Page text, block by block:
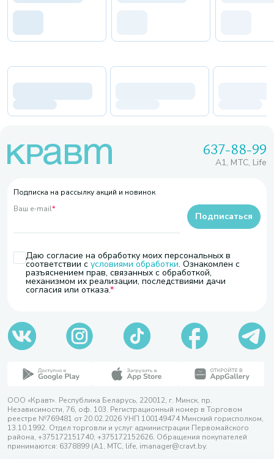
637-88-99
A1, МТС, Life
Подписка на рассылку акций и новинок
Ваш e-mail*
Даю согласие на обработку моих персональных в
соответствии с условиями обработки. Ознакомлен с
разъяснением прав, связанных с обработкой,
механизмом их реализации, последствиями дачи
согласия или отказа.
Подписаться
ООО «Кравт». Республика Беларусь, 220012, г. Минск, пр.
Независимости, 76, оф. 103. Регистрационный номер в Торговом
реестре №769481 от 20.02.2026 УНП 100149474 Минский горисполком,
13.10.1992. Отдел торговли и услуг администрации Первомайского
района, +375172151740; +375172152626. Обращения покупателей
принимаются: 6378899 (А1, МТС, life, imanager@cravt.by.